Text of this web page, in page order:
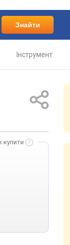
Знайти
Інструмент
купити